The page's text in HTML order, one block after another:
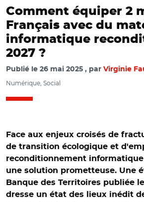
Comment équiper 2
Français avec du
informatique
2027 ?
Publié le 26 mai 2025 par Virginie
Numérique, Social
Face aux enjeux croisés de
de transition écologique et
reconditionnement
une solution prometteuse. Une
Banque des Territoires publiée
dresse un état des lieux inédit